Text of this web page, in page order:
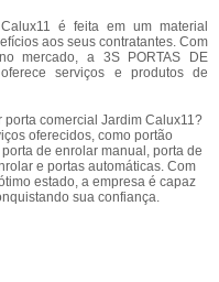
é feita em um material
aos seus contratantes. Com
mercado, a 3S PORTAS DE
oferece serviços e produtos de
comercial Jardim Calux11?
oferecidos, como portão
de enrolar manual, porta de
e portas automáticas. Com
estado, a empresa é capaz
sua confiança.